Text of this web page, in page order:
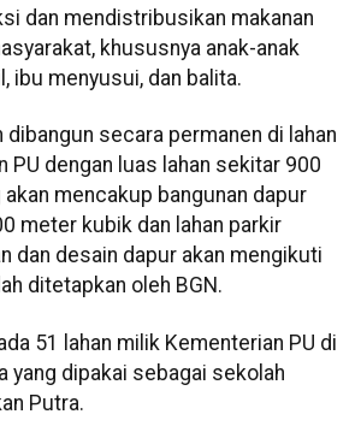
dan mendistribusikan makanan
khususnya anak-anak
ibu menyusui, dan balita.
dibangun secara permanen di lahan
PU dengan luas lahan sekitar 900
mencakup bangunan dapur
meter kubik dan lahan parkir
dan desain dapur akan mengikuti
ditetapkan oleh BGN.
51 lahan milik Kementerian PU di
yang dipakai sebagai sekolah
Putra.